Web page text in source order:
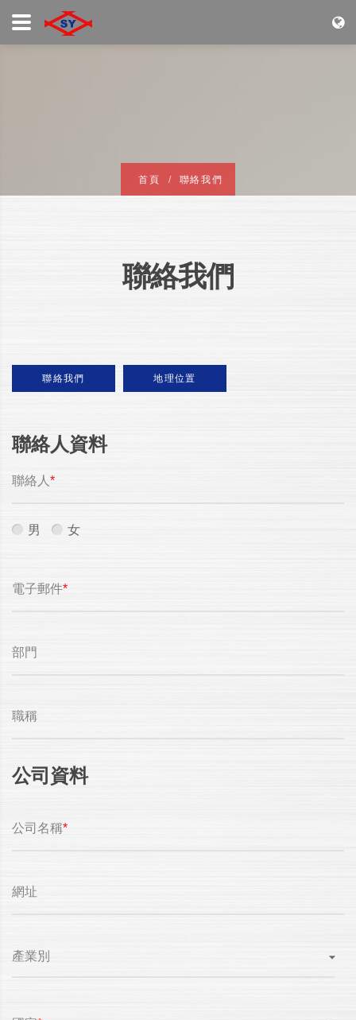
首頁 聯絡我們
聯絡我們
聯絡我們 地理位置
聯絡人資料
聯絡人 *
男 女
電子郵件*
部門
職稱
公司資料
公司名稱*
網址
產業別